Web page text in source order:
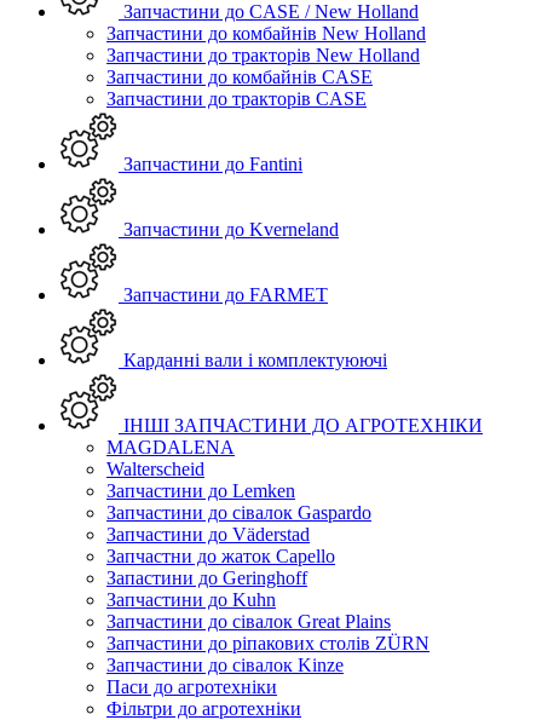
Запчастини до CASE / New Holland
Запчастини до комбайнів New Holland
Запчастини до тракторів New Holland
Запчастини до комбайнів CASE
Запчастини до тракторів CASE
Запчастини до Fantini
Запчастини до Kverneland
Запчастини до FARMET
Карданні вали і комплектуюючі
ІНШІ ЗАПЧАСТИНИ ДО АГРОТЕХНІКИ
MAGDALENA
Walterscheid
Запчастини до Lemken
Запчастини до сівалок Gaspardo
Запчастини до Väderstad
Запчастни до жаток Capello
Запастини до Geringhoff
Запчастини до Kuhn
Запчастини до сівалок Great Plains
Запчастини до ріпакових столів ZÜRN
Запчастини до сівалок Kinze
Паси до агротехніки
Фільтри до агротехніки